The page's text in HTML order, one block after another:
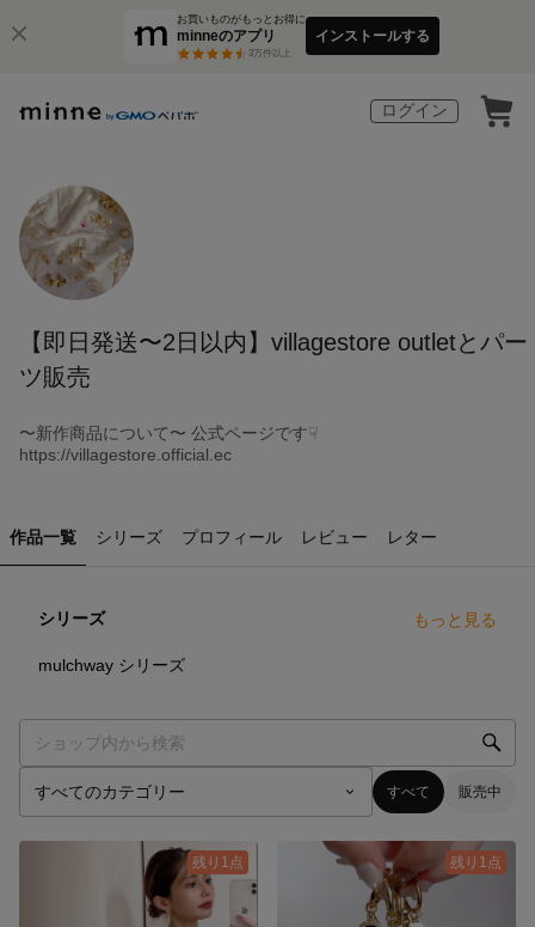
お買いものがもっとお得に
minneのアプリ
3万件以上
インストールする
ログイン
【即日発送〜2日以内】villagestore outletとパー
ツ販売
〜新作商品について〜 公式ページです☟
https://villagestore.official.ec
作品一覧 シリーズ プロフィール レビュー レター
シリーズ もっと見る
mulchway シリーズ
すべて 販売中
残り1点 残り1点